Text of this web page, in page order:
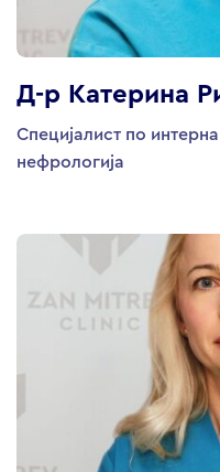
Д-р Катерина
Специјалист по
нефрологија